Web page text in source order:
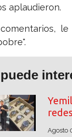
aplaudieron.
le
Agosto